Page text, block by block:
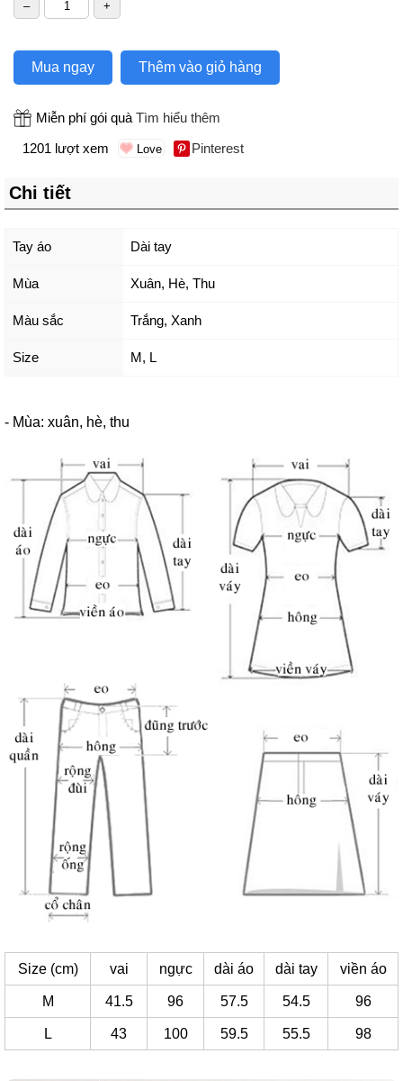
Mua ngay Thêm vào giỏ hàng
Miễn phí gói quà Tìm hiểu thêm
1201 lượt xem
Pinterest
Chi tiết
Tay áo Dài tay
Mùa Xuân, Hè, Thu
Màu sắc Trắng, Xanh
Size M, L
- Mùa: xuân, hè, thu
Size (cm) vai ngực dài áo dài tay viền áo
M 41.5 96 57.5 54.5 96
L 43 100 59.5 55.5 98